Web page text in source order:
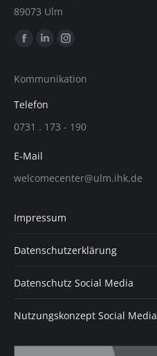
89073 Ulm
Finde uns auf:
Facebook
wird
in
Fenster
geöffnet
LinkedIn
wird
in
geöffnet
Instagram
wird
geöffnet
Kommunikation
Telefon
0731 . 173 - 190
E-Mail
welcomecenter@ulm.ihk.de
Impressum
Datenschutzerklärung
Datenschutz Social Media
Nutzungskonzept Social Media